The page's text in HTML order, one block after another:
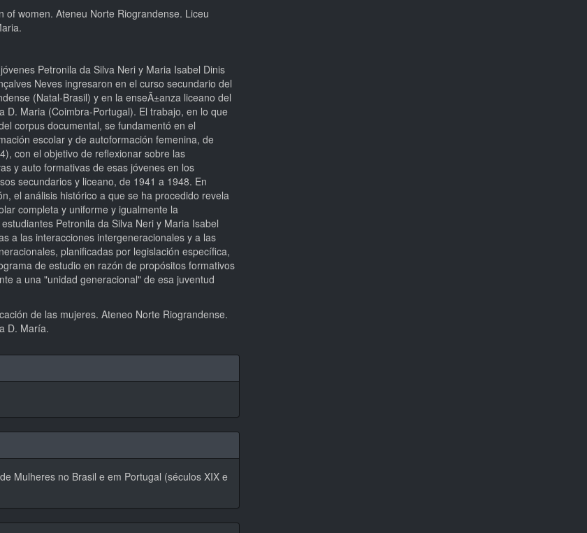
of women. Ateneu Norte Riograndense. Liceu
Petronila da Silva Neri y Maria Isabel Dinis
Neves ingresaron en el curso secundario del
(Natal-Brasil) y en la enseÃ±anza liceano del
D. Maria (Coimbra-Portugal). El trabajo, en lo que
corpus documental, se fundamentó en el
escolar y de autoformación femenina, de
con el objetivo de reflexionar sobre las
y auto formativas de esas jóvenes en los
secundarios y liceano, de 1941 a 1948. En
el análisis histórico a que se ha procedido revela
completa y uniforme y igualmente la
Petronila da Silva Neri y Maria Isabel
a las interacciones intergeneracionales y a las
planificadas por legislación específica,
de estudio en razón de propósitos formativos
a una "unidad generacional" de esa juventud
de las mujeres. Ateneo Norte Riograndense.
D. María.
Mulheres no Brasil e em Portugal (séculos XIX e